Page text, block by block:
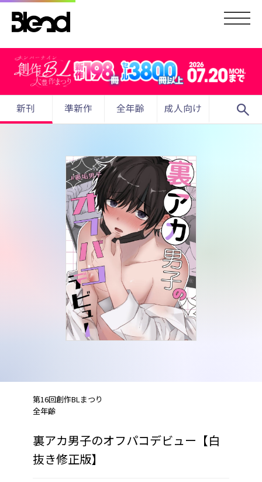
新刊 準新作 全年齢 成人向け search
第16回創作BLまつり
全年齢
裏アカ男子のオフパコデビュー【白
抜き修正版】